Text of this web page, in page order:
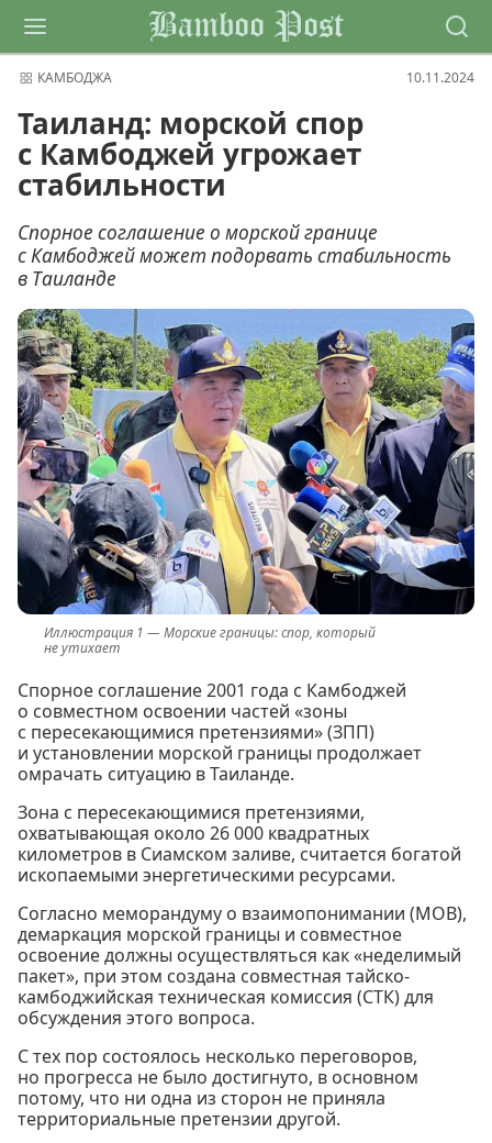
Bamboo Post
КАМБОДЖА 10.11.2024
Таиланд: морской спор
с Камбоджей угрожает
стабильности
Спорное соглашение о морской границе
с Камбоджей может подорвать стабильность
в Таиланде
Морские границы: спор, который
не утихает
Спорное соглашение 2001 года с Камбоджей
о совместном освоении частей «зоны
с пересекающимися претензиями» (ЗПП)
и установлении морской границы продолжает
омрачать ситуацию в Таиланде.
Зона с пересекающимися претензиями,
охватывающая около 26 000 квадратных
километров в Сиамском заливе, считается богатой
ископаемыми энергетическими ресурсами.
Согласно меморандуму о взаимопонимании (МОВ),
демаркация морской границы и совместное
освоение должны осуществляться как «неделимый
пакет», при этом создана совместная тайско-
камбоджийская техническая комиссия (СТК) для
обсуждения этого вопроса.
С тех пор состоялось несколько переговоров,
но прогресса не было достигнуто, в основном
потому, что ни одна из сторон не приняла
территориальные претензии другой.